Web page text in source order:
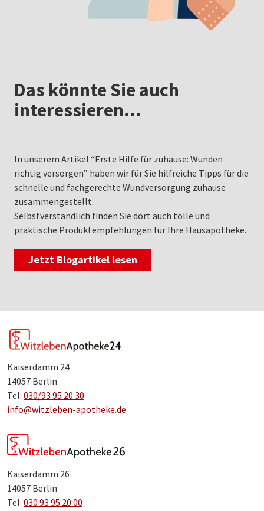
Das könnte Sie auch
interessieren…
In unserem Artikel “Erste Hilfe für zuhause: Wunden
richtig versorgen” haben wir für Sie hilfreiche Tipps für die
schnelle und fachgerechte Wundversorgung zuhause
zusammengestellt.
Selbstverständlich finden Sie dort auch tolle und
praktische Produktempfehlungen für Ihre Hausapotheke.
Jetzt Blogartikel lesen
Kaiserdamm 24
14057 Berlin
Tel: 030/93 95 20 30
info@witzleben-apotheke.de
Kaiserdamm 26
14057 Berlin
Tel: 030 93 95 20 00